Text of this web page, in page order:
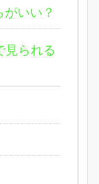
いい？
見られる